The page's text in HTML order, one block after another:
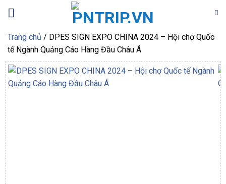
qua
dung
Trang chủ / DPES SIGN EXPO CHINA 2024 – Hội chợ Quốc
tế Ngành Quảng Cáo Hàng Đầu Châu Á